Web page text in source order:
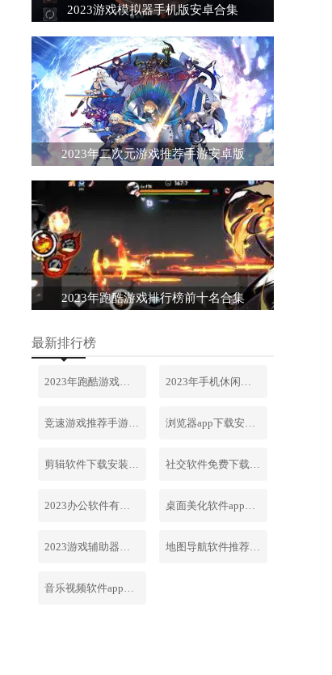
2023游戏模拟器手机版安卓合集
2023年二次元游戏推荐手游安卓版
2023年跑酷游戏排行榜前十名合集
最新排行榜
2023年跑酷游戏排行榜前十名合集 2023年手机休闲游戏排行榜前十名
竞速游戏推荐手游排行榜最新2023 浏览器app下载安装免费官网
剪辑软件下载安装免费手机版 社交软件免费下载安装大全最新
2023办公软件有哪些合集软件 桌面美化软件app下载安卓版
2023游戏辅助器软件大全免费 地图导航软件推荐下载安装手机版
音乐视频软件app下载安装免费